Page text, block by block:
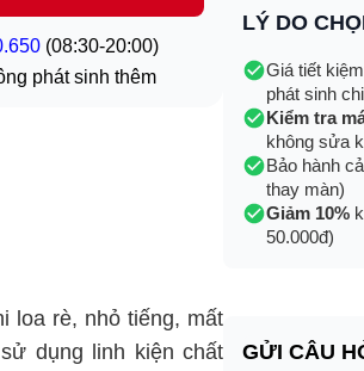
(08:30-20:00)
phát sinh thêm
loa rè, nhỏ tiếng, mất
dụng linh kiện chất
LÝ DO
Giá tiết
phát sinh
Kiểm tra
không sửa
Bảo hành
thay màn)
Giảm 10%
50.000đ)
GỬI CÂU